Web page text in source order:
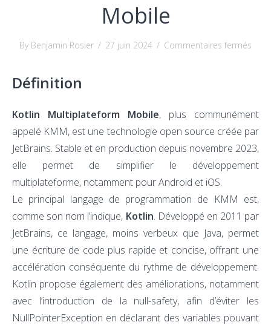
Mobile
By Benjamin Rosier / 27 juin 2024 / Commentaires fermés
de
Définition
Kotlin Multiplateform Mobile, plus communément
appelé KMM, est une technologie open source créée par
JetBrains. Stable et en production depuis novembre 2023,
elle permet de simplifier le développement
multiplateforme, notamment pour Android et iOS.
Le principal langage de programmation de KMM est,
comme son nom l’indique, Kotlin. Développé en 2011 par
JetBrains, ce langage, moins verbeux que Java, permet
une écriture de code plus rapide et concise, offrant une
accélération conséquente du rythme de développement.
Kotlin propose également des améliorations, notamment
avec l’introduction de la null-safety, afin d’éviter les
NullPointerException en déclarant des variables pouvant